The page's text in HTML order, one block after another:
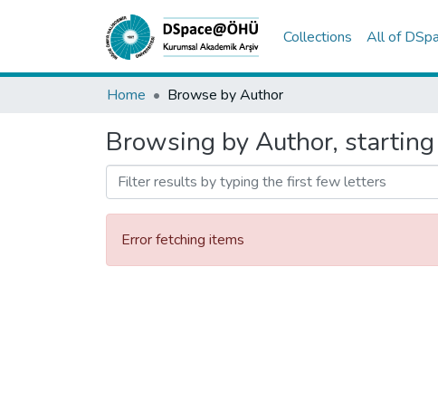
Collections All of
Home Browse by Author
Browsing by Author,
Error fetching items